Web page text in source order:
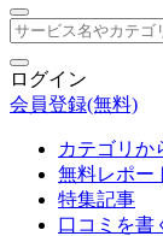
ログイン
会員登録(無料)
カテゴリか
無料レポー
特集記事
口コミを書